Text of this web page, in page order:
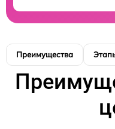
Преимущества